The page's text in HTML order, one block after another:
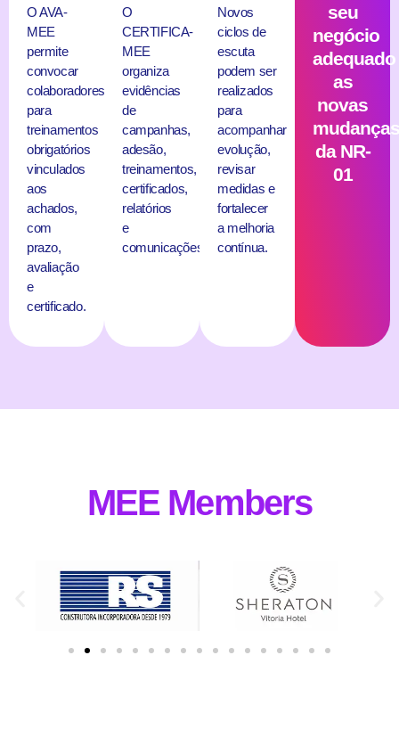
O AVA-
MEE
permite
convocar
colaboradores
para
treinamentos
obrigatórios
vinculados
aos
achados,
com
prazo,
avaliação
e
certificado.
O
CERTIFICA-
MEE
organiza
evidências
de
campanhas,
adesão,
treinamentos,
certificados,
relatórios
e
comunicações.
Novos
ciclos de
escuta
podem ser
realizados
para
acompanhar
evolução,
revisar
medidas e
fortalecer
a melhoria
contínua.
seu
negócio
adequado
as
novas
mudanças
da NR-
01
MEE Members